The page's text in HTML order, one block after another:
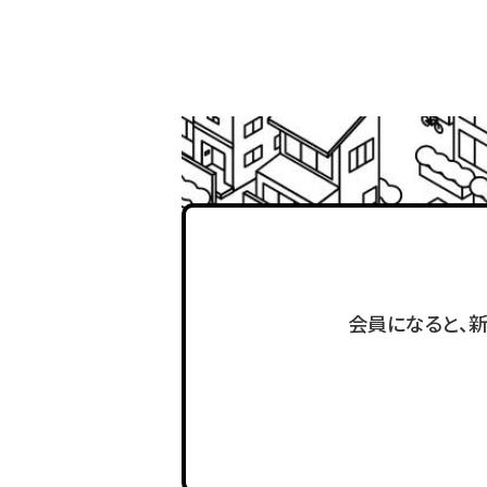
会員になると、